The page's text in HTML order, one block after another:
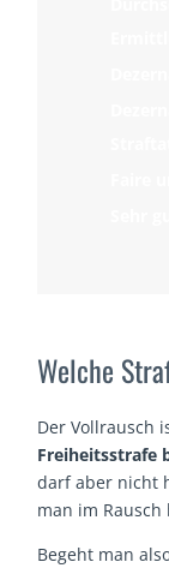
Welche
Der Vollrausch
Freiheitsstrafe
darf aber nicht
man im Rausch
Begeht man